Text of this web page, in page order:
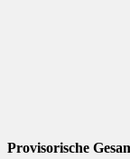
Provisorische